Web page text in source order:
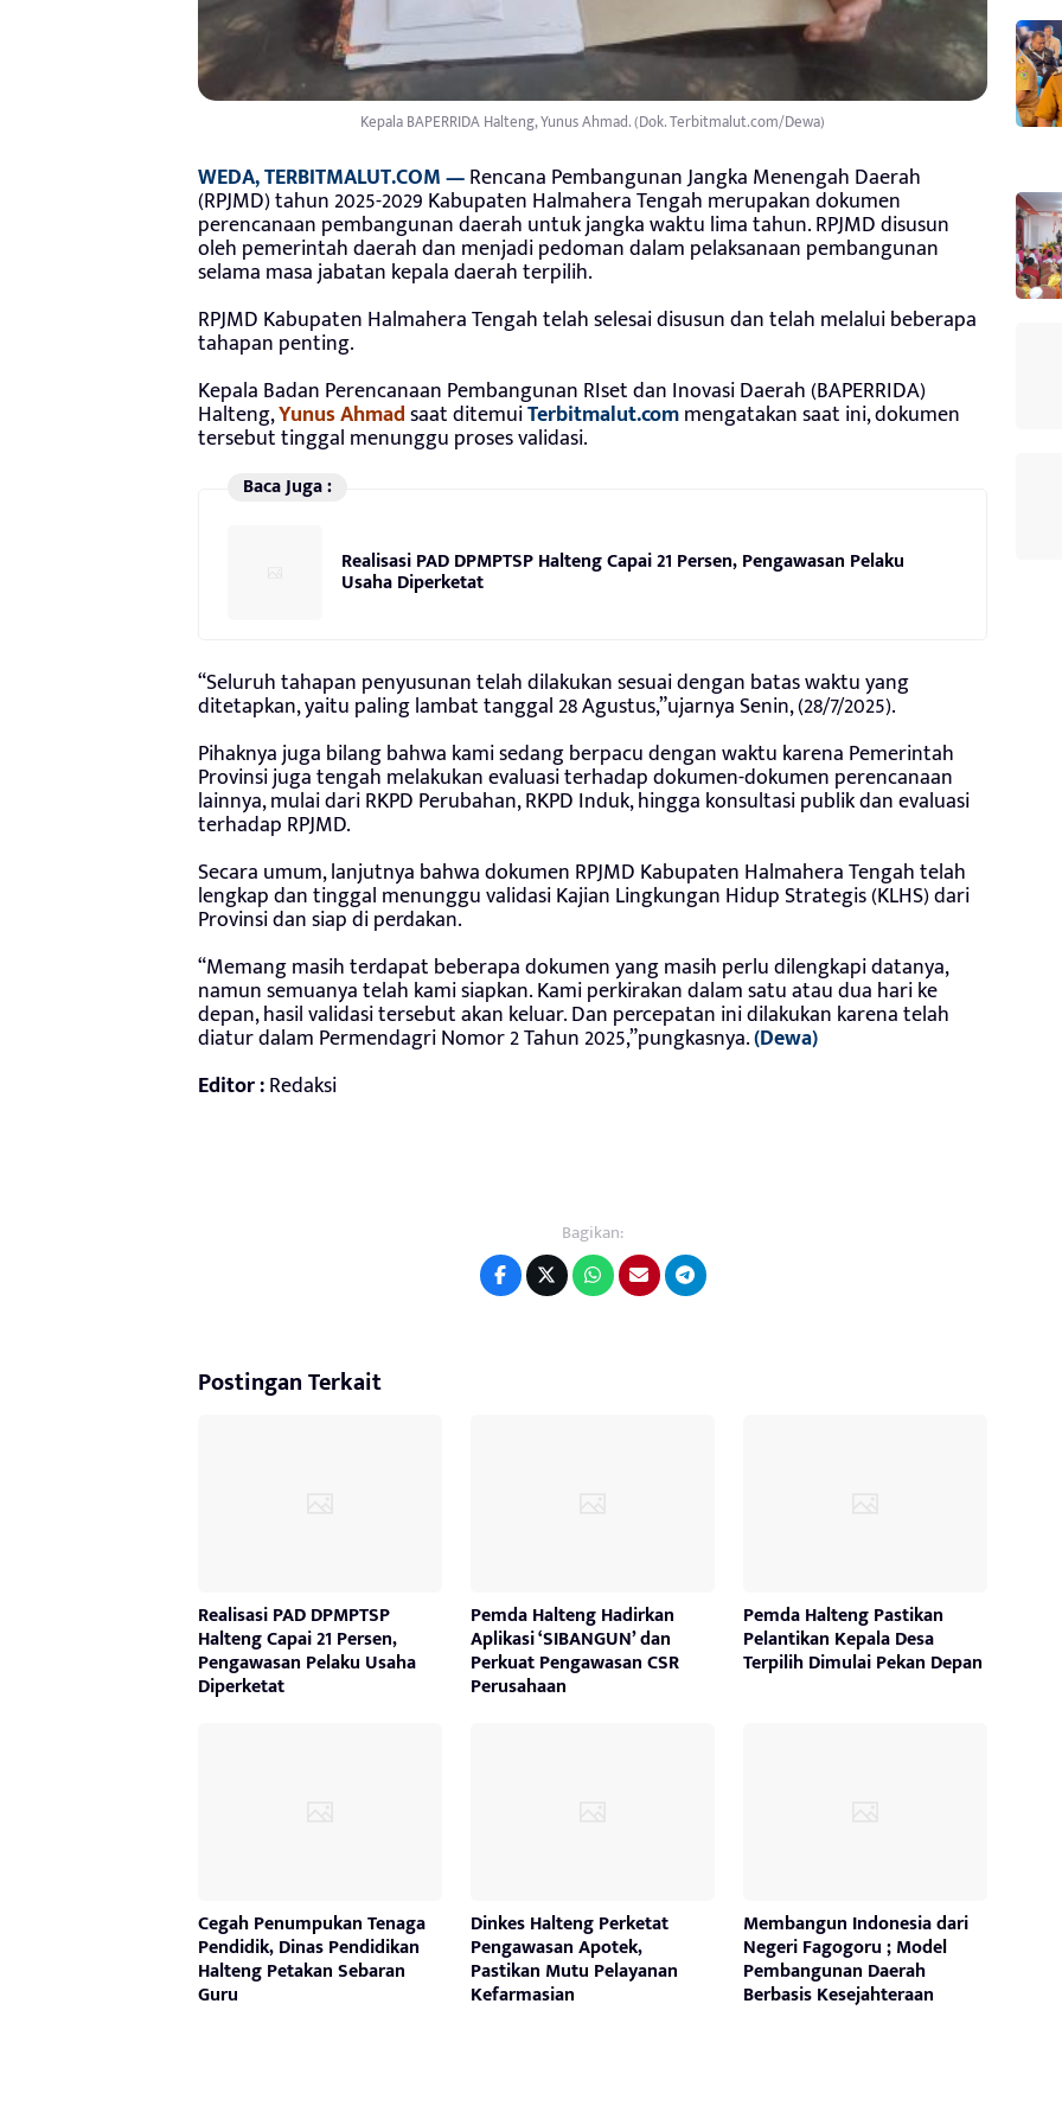
Kepala BAPERRIDA Halteng, Yunus Ahmad. (Dok. Terbitmalut.com/Dewa)
WEDA, TERBITMALUT.COM —Rencana Pembangunan Jangka Menengah Daerah
(RPJMD) tahun 2025-2029 Kabupaten Halmahera Tengah merupakan dokumen
perencanaan pembangunan daerah untuk jangka waktu lima tahun. RPJMD disusun
oleh pemerintah daerah dan menjadi pedoman dalam pelaksanaan pembangunan
selama masa jabatan kepala daerah terpilih.
RPJMD Kabupaten Halmahera Tengah telah selesai disusun dan telah melalui beberapa
tahapan penting.
Kepala Badan Perencanaan Pembangunan RIset dan Inovasi Daerah (BAPERRIDA)
Halteng,Yunus Ahmadsaat ditemuiTerbitmalut.commengatakan saat ini, dokumen
tersebut tinggal menunggu proses validasi.
Baca Juga :
Realisasi PAD DPMPTSP Halteng Capai 21 Persen, Pengawasan Pelaku
Usaha Diperketat
“Seluruh tahapan penyusunan telah dilakukan sesuai dengan batas waktu yang
ditetapkan, yaitu paling lambat tanggal 28 Agustus,”ujarnya Senin, (28/7/2025).
Pihaknya juga bilang bahwa kami sedang berpacu dengan waktu karena Pemerintah
Provinsi juga tengah melakukan evaluasi terhadap dokumen-dokumen perencanaan
lainnya, mulai dari RKPD Perubahan, RKPD Induk, hingga konsultasi publik dan evaluasi
terhadap RPJMD.
Secara umum, lanjutnya bahwa dokumen RPJMD Kabupaten Halmahera Tengah telah
lengkap dan tinggal menunggu validasi Kajian Lingkungan Hidup Strategis (KLHS) dari
Provinsi dan siap di perdakan.
“Memang masih terdapat beberapa dokumen yang masih perlu dilengkapi datanya,
namun semuanya telah kami siapkan. Kami perkirakan dalam satu atau dua hari ke
depan, hasil validasi tersebut akan keluar. Dan percepatan ini dilakukan karena telah
diatur dalam Permendagri Nomor 2 Tahun 2025,”pungkasnya.(Dewa)
Editor :Redaksi
Bagikan:
Postingan Terkait
Realisasi PAD DPMPTSP
Halteng Capai 21 Persen,
Pengawasan Pelaku Usaha
Diperketat
Pemda Halteng Hadirkan
Aplikasi ‘SIBANGUN’ dan
Perkuat Pengawasan CSR
Perusahaan
Pemda Halteng Pastikan
Pelantikan Kepala Desa
Terpilih Dimulai Pekan Depan
Cegah Penumpukan Tenaga
Pendidik, Dinas Pendidikan
Halteng Petakan Sebaran
Guru
Dinkes Halteng Perketat
Pengawasan Apotek,
Pastikan Mutu Pelayanan
Kefarmasian
Membangun Indonesia dari
Negeri Fagogoru ; Model
Pembangunan Daerah
Berbasis Kesejahteraan